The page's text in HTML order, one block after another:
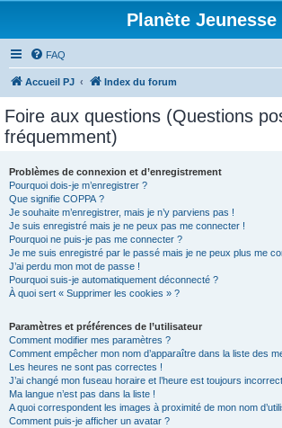
Planète Jeunesse
FAQ
Accueil PJ Index du forum
Foire aux questions (Questions
fréquemment)
Problèmes de connexion et d’enregistrement
Pourquoi dois-je m’enregistrer ?
Que signifie COPPA ?
Je souhaite m’enregistrer, mais je n’y parviens pas !
Je suis enregistré mais je ne peux pas me connecter !
Pourquoi ne puis-je pas me connecter ?
Je me suis enregistré par le passé mais je ne peux plus me
J’ai perdu mon mot de passe !
Pourquoi suis-je automatiquement déconnecté ?
À quoi sert « Supprimer les cookies » ?
Paramètres et préférences de l’utilisateur
Comment modifier mes paramètres ?
Comment empêcher mon nom d’apparaître dans la liste des
Les heures ne sont pas correctes !
J’ai changé mon fuseau horaire et l’heure est toujours
Ma langue n’est pas dans la liste !
A quoi correspondent les images à proximité de mon nom
Comment puis-je afficher un avatar ?